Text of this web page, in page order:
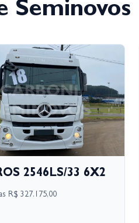
Seminovos
2546LS/33 6X2
R$ 327.175,00